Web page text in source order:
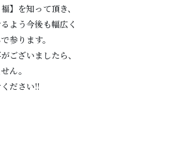
】を知って頂き、
よう今後も幅広く
参ります。
ございましたら、
ん。
ださい!!